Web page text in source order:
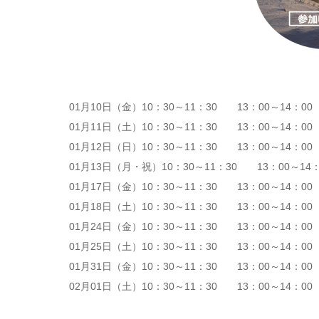
01月10日（金）10：30～11：30 13：00～14：00
01月11日（土）10：30～11：30 13：00～14：00
01月12日（日）10：30～11：30 13：00～14：00
01月13日（月・祝）10：30～11：30 13：00～14
01月17日（金）10：30～11：30 13：00～14：00
01月18日（土）10：30～11：30 13：00～14：00
01月24日（金）10：30～11：30 13：00～14：00
01月25日（土）10：30～11：30 13：00～14：00
01月31日（金）10：30～11：30 13：00～14：00
02月01日（土）10：30～11：30 13：00～14：00